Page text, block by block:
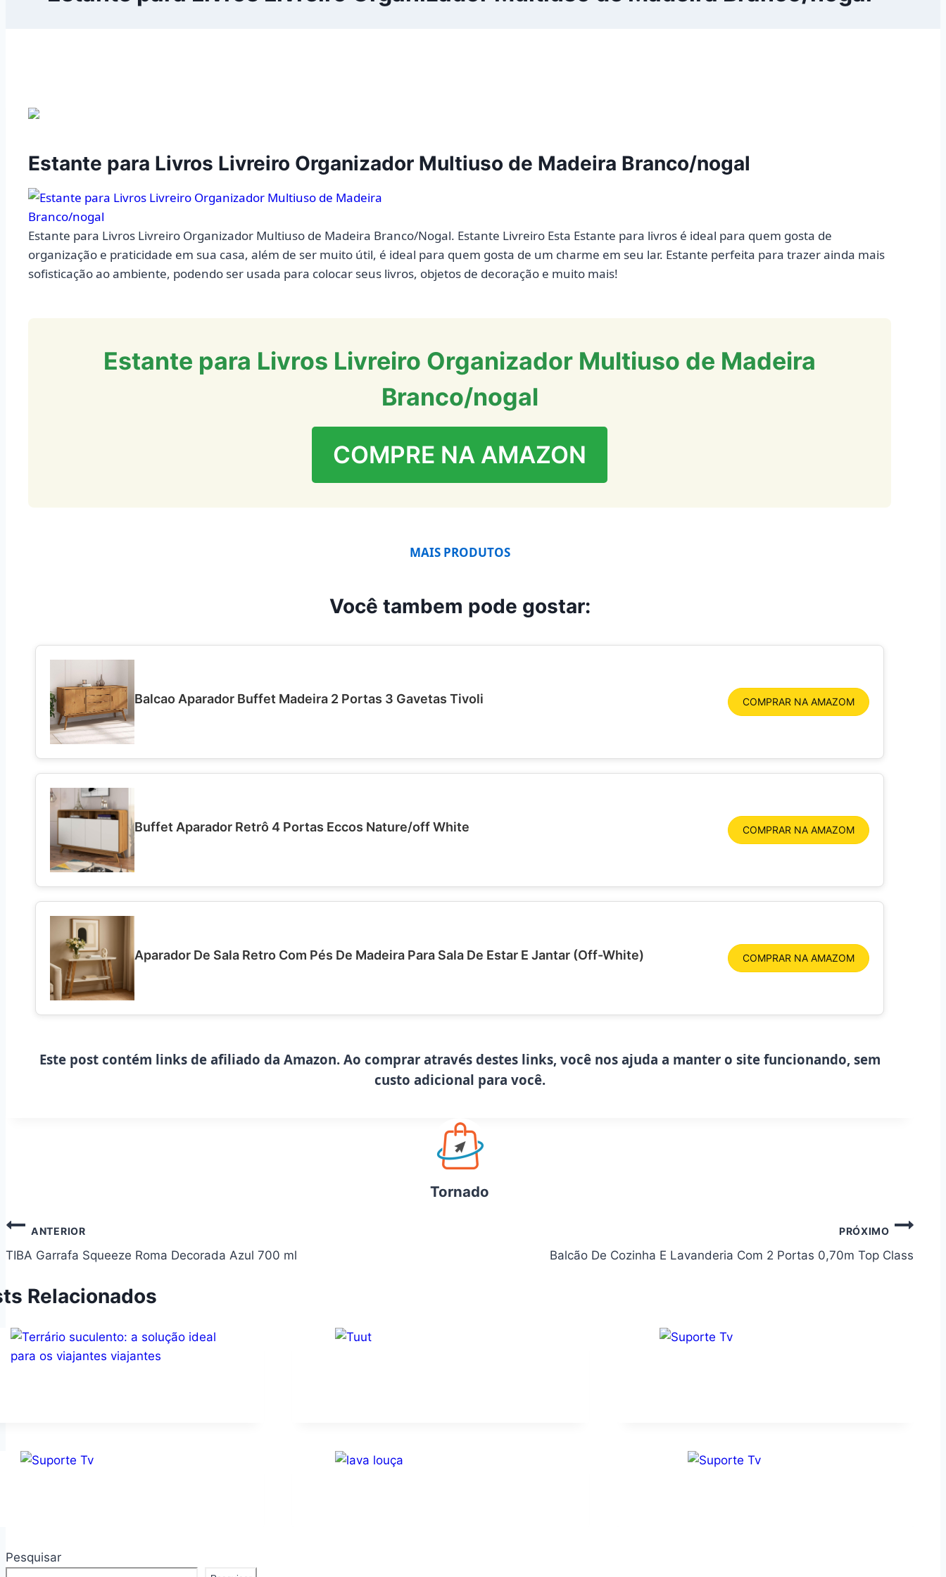
Estante para Livros Livreiro Organizador Multiuso de Madeira Branco/nogal
Estante para Livros Livreiro Organizador Multiuso de Madeira Branco/Nogal. Estante Livreiro Esta Estante para livros é ideal para quem gosta de
organização e praticidade em sua casa, além de ser muito útil, é ideal para quem gosta de um charme em seu lar. Estante perfeita para trazer ainda mais
sofisticação ao ambiente, podendo ser usada para colocar seus livros, objetos de decoração e muito mais!
Estante para Livros Livreiro Organizador Multiuso de Madeira
Branco/nogal
COMPRE NA AMAZON
MAIS PRODUTOS
Você tambem pode gostar:
Balcao Aparador Buffet Madeira 2 Portas 3 Gavetas Tivoli COMPRAR NA AMAZOM
Buffet Aparador Retrô 4 Portas Eccos Nature/off White COMPRAR NA AMAZOM
Aparador De Sala Retro Com Pés De Madeira Para Sala De Estar E Jantar (Off-White) COMPRAR NA AMAZOM
Este post contém links de afiliado da Amazon. Ao comprar através destes links, você nos ajuda a manter o site funcionando, sem
custo adicional para você.
Tornado
Navegação
de
Post
ANTERIOR
TIBA Garrafa Squeeze Roma Decorada Azul 700 ml
PRÓXIMO
Balcão De Cozinha E Lavanderia Com 2 Portas 0,70m Top Class
Relacionados
Pesquisar